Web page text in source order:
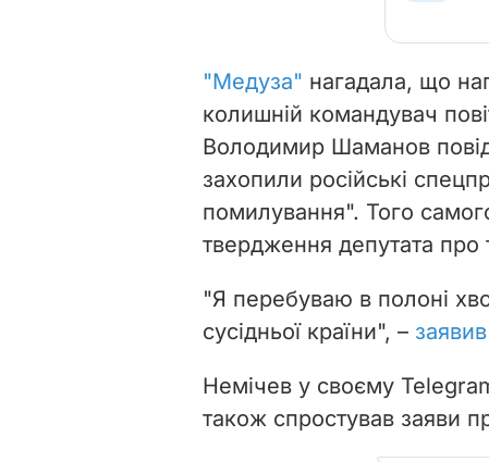
"Медуза" нагадала, що
колишній командувач
Володимир Шаманов
захопили російські
помилування". Того
твердження депутата
"Я перебуваю в полоні
сусідньої країни", – заявив
Немічев у своєму
також спростував заяви